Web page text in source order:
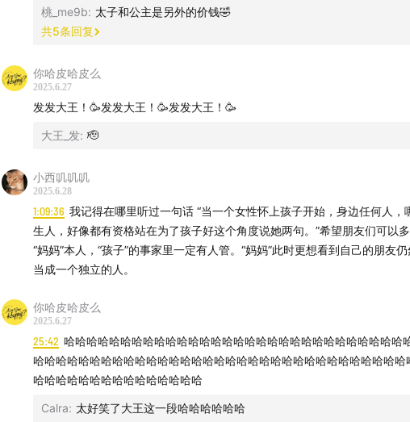
🗺时间轴：
00:02:29长期陪伴的播客
00:12:12 喝酒陪伴与情感释放
00:22:32夸夸提供情绪反馈也是一种陪伴
00:30:12陪太子上班、陪孩子读书
桃_me9b: 太子和公主是另外的价钱🤣
共5条回复
你哈皮哈皮么
2025.6.27
发发大王！🥳发发大王！🥳发发大王！🥳
大王_发: 🫡
小西叽叽叽
2025.6.28
1:09:36 我记得在哪里听过一句话 “当一个女性怀上孩子开始，身边任何人，哪怕是陌
生人，好像都有资格站在为了孩子好这个角度说她两句。”希望朋友们可以
“妈妈”本人，“孩子”的事家里一定有人管。“妈妈”此时更想看到自己的朋友
当成一个独立的人。
你哈皮哈皮么
2025.6.27
25:42 哈哈哈哈哈哈哈哈哈哈哈哈哈哈哈哈哈哈哈哈哈哈哈哈哈哈哈哈哈哈
哈哈哈哈哈哈哈哈哈哈哈哈哈哈哈哈哈哈哈哈哈哈哈哈哈哈哈哈哈哈哈哈哈
哈哈哈哈哈哈哈哈哈哈哈哈哈哈哈
Calra: 太好笑了大王这一段哈哈哈哈哈哈